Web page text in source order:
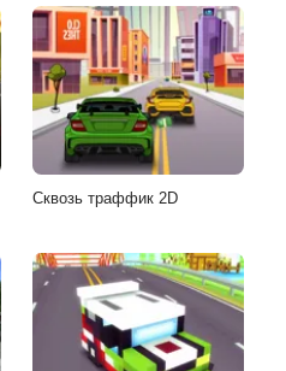
Сквозь траффик 2D